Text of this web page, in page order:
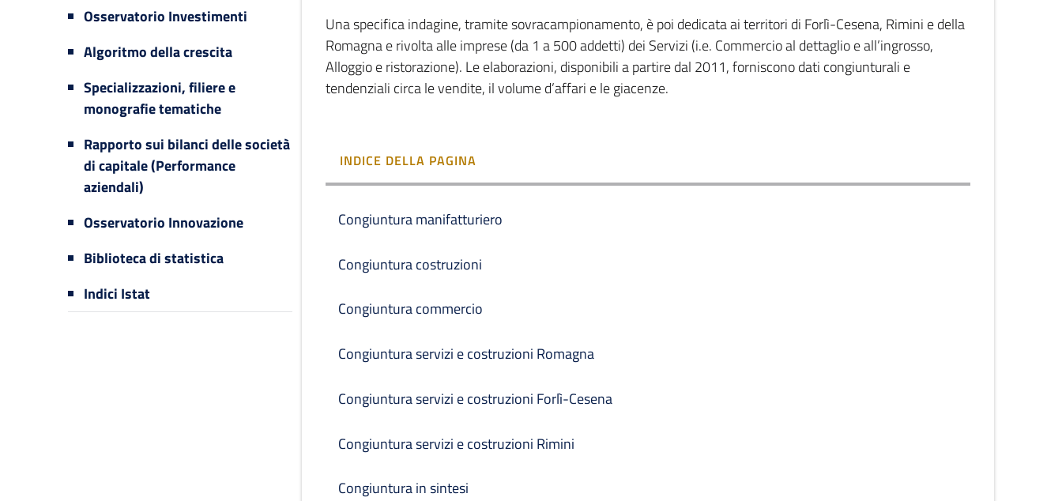
Osservatorio Investimenti
Algoritmo della crescita
Specializzazioni, filiere e
monografie tematiche
Rapporto sui bilanci delle società
di capitale (Performance
aziendali)
Osservatorio Innovazione
Biblioteca di statistica
Indici Istat
Una specifica indagine, tramite sovracampionamento, è poi dedicata ai territori di Forlì-Cesena, Rimini e della
Romagna e rivolta alle imprese (da 1 a 500 addetti) dei Servizi (i.e. Commercio al dettaglio e all’ingrosso,
Alloggio e ristorazione). Le elaborazioni, disponibili a partire dal 2011, forniscono dati congiunturali e
tendenziali circa le vendite, il volume d’affari e le giacenze.
INDICE DELLA PAGINA
Congiuntura manifatturiero
Congiuntura costruzioni
Congiuntura commercio
Congiuntura servizi e costruzioni Romagna
Congiuntura servizi e costruzioni Forlì-Cesena
Congiuntura servizi e costruzioni Rimini
Congiuntura in sintesi